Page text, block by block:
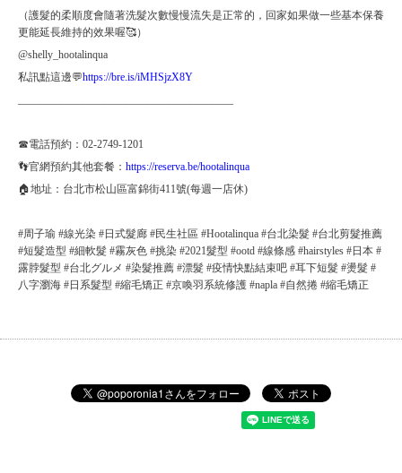
（護髮的柔順度會隨著洗髮次數慢慢流失是正常的，回家如果做一些基本保養
更能延長維持的效果喔🥰）
@shelly_hootalinqua
私訊點這邊💬https://bre.is/iMHSjzX8Y
☎電話預約：02-2749-1201
👣官網預約其他套餐： https://reserva.be/hootalinqua
🏠地址：台北市松山區富錦街411號(每週一店休)
#周子瑜 #線光染 #日式髮廊 #民生社區 #Hootalinqua #台北染髮 #台北剪髮推薦
#短髮造型 #細軟髮 #霧灰色 #挑染 #2021髮型 #ootd #線條感 #hairstyles #日本 #
露脖髮型 #台北グルメ #染髮推薦 #漂髮 #疫情快點結束吧 #耳下短髮 #燙髮 #
八字瀏海 #日系髮型 #縮毛矯正 #京喚羽系統修護 #napla #自然捲 #縮毛矯正